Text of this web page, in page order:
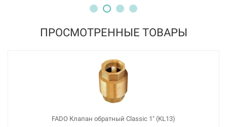
ПРОСМОТРЕННЫЕ ТОВАРЫ
FADO Клапан обратный Classic 1" (KL13)